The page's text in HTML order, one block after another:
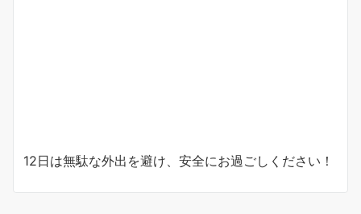
12日は無駄な外出を避け、安全にお過ごしください！